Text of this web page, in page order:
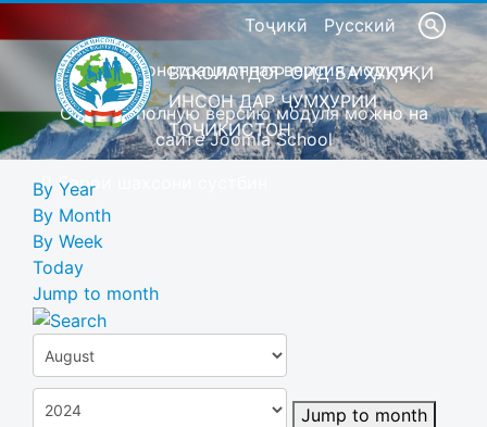
Тоҷикӣ Русский
Это демонстрационная версия модуля
Скачать полную версию модуля можно на
сайте Joomla School
Барои шахсони сустбин
ВАКОЛАТДОР ОИД БА ҲУҚУҚИ
ИНСОН ДАР ҶУМҲУРИИ
ТОҶИКИСТОН
By Year
By Month
By Week
Today
Jump to month
Jump to month